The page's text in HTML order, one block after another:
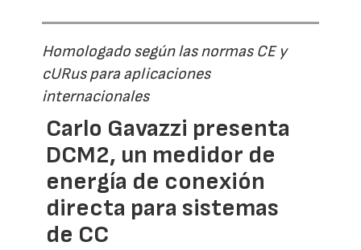
Homologado según las normas CE y
cURus para aplicaciones
internacionales
Carlo Gavazzi presenta
DCM2, un medidor de
energía de conexión
directa para sistemas
de CC